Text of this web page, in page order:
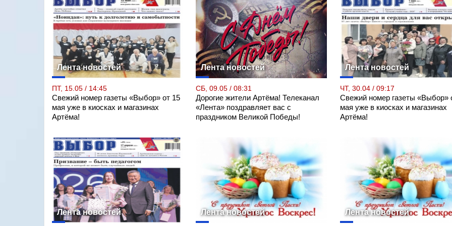
Лента новостей
ПТ, 15.05 / 14:45
Свежий номер газеты «Выбор» от 15
мая уже в киосках и магазинах
Артёма!
Лента новостей
СБ, 09.05 / 08:31
Дорогие жители Артёма! Телеканал
«Лента» поздравляет вас с
праздником Великой Победы!
Лента новостей
ЧТ, 30.04 / 09:17
Свежий номер газеты «Выбор»
мая уже в киосках и магазинах
Артёма!
Лента новостей Лента новостей Лента новостей